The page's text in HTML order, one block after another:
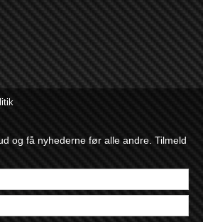
og få nyhederne før alle andre. Tilmeld